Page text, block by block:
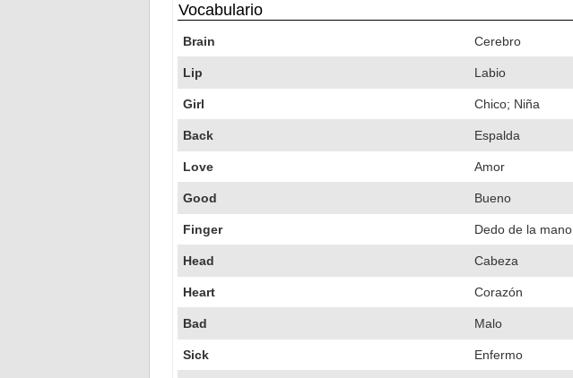
Vocabulario
Brain Cerebro
Lip Labio
Girl Chico; Niña
Back Espalda
Love Amor
Good Bueno
Finger Dedo de la mano
Head Cabeza
Heart Corazón
Bad Malo
Sick Enfermo